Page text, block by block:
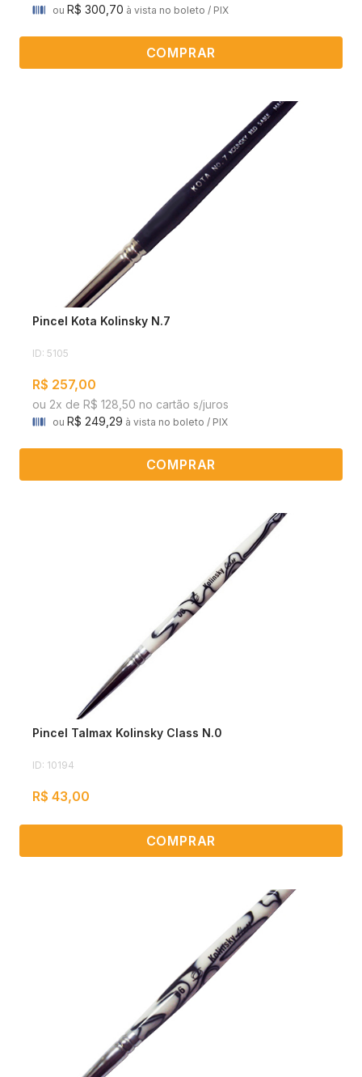
ou R$ 300,70 à vista no boleto / PIX
COMPRAR
Pincel Kota Kolinsky N.7
ID: 5105
R$ 257,00
ou 2x de R$ 128,50 no cartão s/juros
ou R$ 249,29 à vista no boleto / PIX
COMPRAR
Pincel Talmax Kolinsky Class N.0
ID: 10194
R$ 43,00
COMPRAR